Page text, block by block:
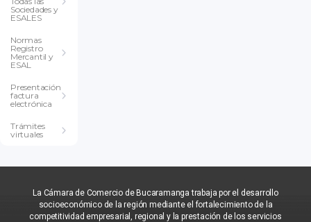
Sociedades y
ESALES
Normas
Registro
Mercantil y
ESAL
Presentación
factura
electrónica
Trámites
virtuales
La Cámara de Comercio de Bucaramanga trabaja por el desarrollo
socioeconómico de la región mediante el fortalecimiento de la
competitividad empresarial, regional y la prestación de los servicios